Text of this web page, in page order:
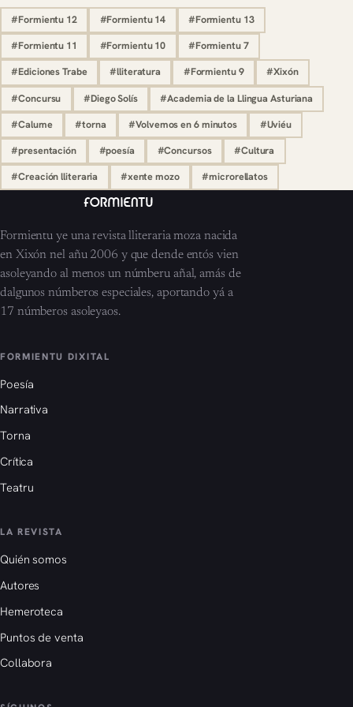
#Formientu 12 #Formientu 14 #Formientu 13
#Formientu 11 #Formientu 10 #Formientu 7
#Ediciones Trabe #lliteratura #Formientu 9 #Xixón
#Concursu #Diego Solís #Academia de la Llingua Asturiana
#Calume #torna #Volvemos en 6 minutos #Uviéu
#presentación #poesía #Concursos #Cultura
#Creación lliteraria #xente mozo #microrellatos
Formientu ye una revista lliteraria moza nacida
en Xixón nel añu 2006 y que dende entós vien
asoleyando al menos un númberu añal, amás de
dalgunos númberos especiales, aportando yá a
17 númberos asoleyaos.
FORMIENTU DIXITAL
Poesía
Narrativa
Torna
Crítica
Teatru
LA REVISTA
Quién somos
Autores
Hemeroteca
Puntos de venta
Collabora